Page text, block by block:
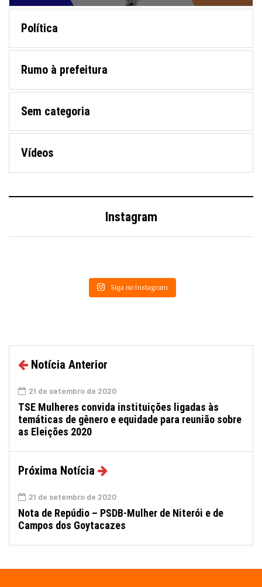
Política
Rumo à prefeitura
Sem categoria
Vídeos
Instagram
Siga no Instagram
Notícia Anterior
21 de setembro de 2020
TSE Mulheres convida instituições ligadas às
temáticas de gênero e equidade para reunião sobre
as Eleições 2020
Próxima Notícia
21 de setembro de 2020
Nota de Repúdio – PSDB-Mulher de Niterói e de
Campos dos Goytacazes